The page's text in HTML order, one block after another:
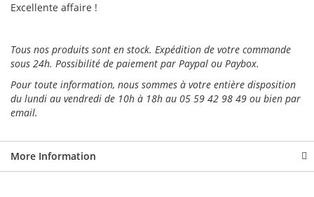
Excellente affaire !
Tous nos produits sont en stock. Expédition de votre commande
sous 24h. Possibilité de paiement par Paypal ou Paybox.
Pour toute information, nous sommes à votre entière disposition
du lundi au vendredi de 10h à 18h au 05 59 42 98 49 ou bien par
email.
More Information